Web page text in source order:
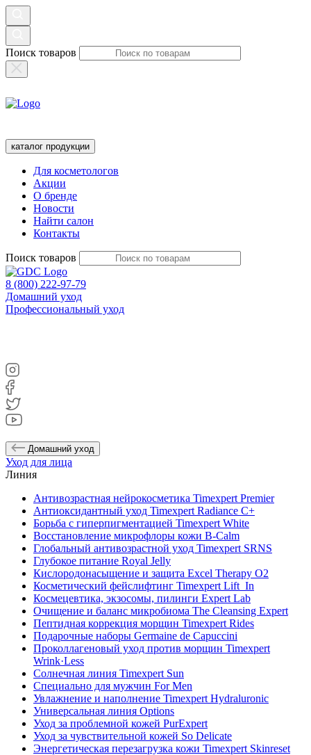
Поиск товаров
каталог продукции
Для косметологов
Акции
О бренде
Новости
Найти салон
Контакты
Поиск товаров
8 (800) 222-97-79
Домашний уход
Профессиональный уход
Домашний уход
Уход для лица
Линия
Антивозрастная нейрокосметика Timexpert Premier
Антиоксидантный уход Timexpert Radiance C+
Борьба с гиперпигментацией Timexpert White
Восстановление микрофлоры кожи B-Calm
Глобальный антивозрастной уход Timexpert SRNS
Глубокое питание Royal Jelly
Кислородонасыщение и защита Excel Therapy O2
Косметический фейслифтинг Timexpert Lift_In
Космецевтика, экзосомы, пилинги Expert Lab
Очищение и баланс микробиома The Cleansing Expert
Пептидная коррекция морщин Timexpert Rides
Подарочные наборы Germaine de Capuccini
Проколлагеновый уход против морщин Timexpert
Wrink·Less
Солнечная линия Timexpert Sun
Специально для мужчин For Men
Увлажнение и наполнение Timexpert Hydraluronic
Универсальная линия Options
Уход за проблемной кожей PurExpert
Уход за чувствительной кожей So Delicate
Энергетическая перезагрузка кожи Timexpert Skinreset